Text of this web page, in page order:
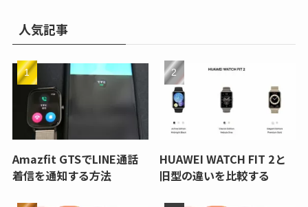
人気記事
Amazfit GTSでLINE通話
着信を通知する方法
HUAWEI WATCH FIT 2と
旧型の違いを比較する